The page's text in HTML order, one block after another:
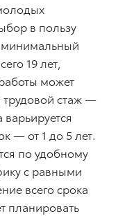
в пользу
минимальный
19 лет,
может
трудовой стаж —
— от 1 до 5 лет.
по удобному
с равными
всего срока
планировать